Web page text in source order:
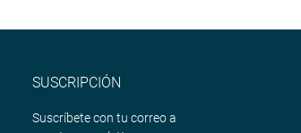
SUSCRIPCIÓN
Suscríbete con tu correo a